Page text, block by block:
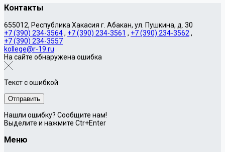
Контакты
655012, Республика Хакасия г. Абакан, ул. Пушкина, д. 30
+7 (390) 234-3564, +7 (390) 234-3561 , +7 (390) 234-3562 ,
+7 (390) 234-3557
kollege@r-19.ru
На сайте обнаружена ошибка
Текст с ошибкой
Нашли ошибку? Сообщите нам!
Выделите и нажмите Ctr+Enter
Меню